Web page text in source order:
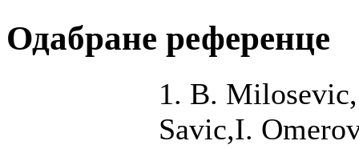
Одабране референце
1. B.
Savic,I.